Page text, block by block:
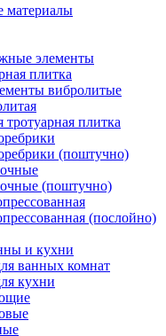
материалы
элементы
плитка
вибролитые
плитка
(поштучно)
(поштучно)
(послойно)
и кухни
ванных комнат
кухни